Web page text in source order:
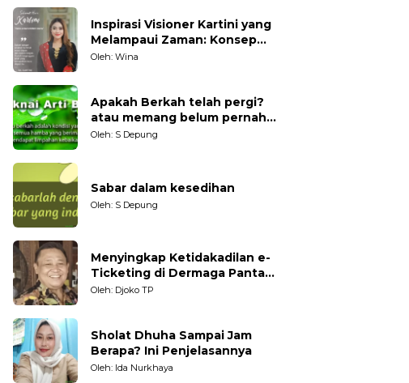
Inspirasi Visioner Kartini yang
Melampaui Zaman: Konsep
Kecakapan Hidup bagi
Oleh: Wina
Apakah Berkah telah pergi?
atau memang belum pernah
datang?
Oleh: S Depung
Sabar dalam kesedihan
Oleh: S Depung
Menyingkap Ketidakadilan e-
Ticketing di Dermaga Pantai
Kartini Jepara, terhadap
Oleh: Djoko TP
Sholat Dhuha Sampai Jam
Berapa? Ini Penjelasannya
Oleh: Ida Nurkhaya